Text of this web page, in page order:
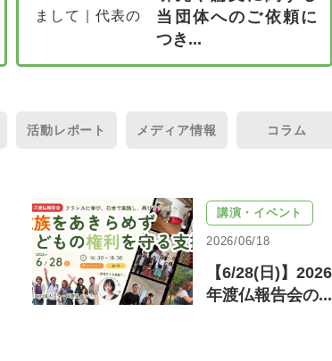
当団体へのご依頼に
つき...
活動レポート メディア情報 コラム
講演・イベント
2026/06/18
【6/28(日)】2026
年渡仏報告会の...